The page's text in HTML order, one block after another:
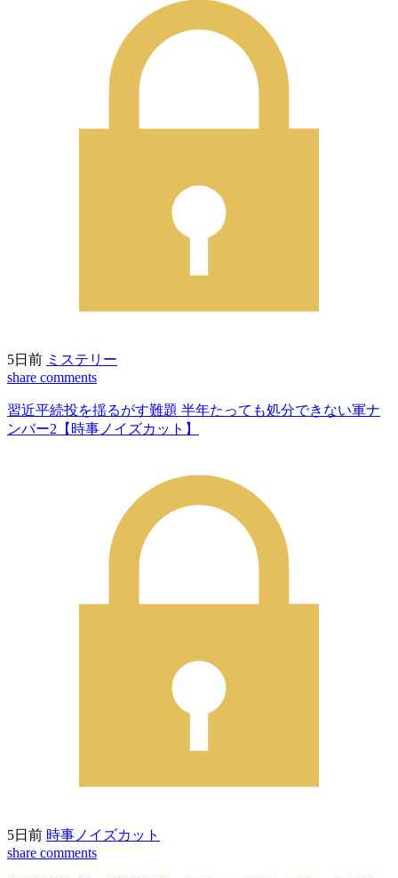
5日前 ミステリー
share comments
習近平続投を揺るがす難題 半年たっても処分できない軍ナ
ンバー2【時事ノイズカット】
5日前 時事ノイズカット
share comments